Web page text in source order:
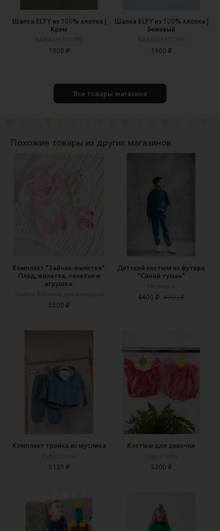
Шапка ELFY из 100% хлопка |
Крем
BARASH STORE
1900 ₽
Шапка ELFY из 100% хлопка |
Бежевый
BARASH STORE
1900 ₽
Все товары магазина
Похожие товары из других магазинов
Комплект "Зайчик-жилетка".
Плед, жилетка, пинетки и
игрушка.
TimKnit Вязание для малышей
5500 ₽
Детский костюм из футера
"Синий туман"
Nicemice
4400 ₽ 4900 ₽
Комплект тройка из муслина
Baby.cocos
5125 ₽
Костюм для девочки
Lagoo kids
2200 ₽